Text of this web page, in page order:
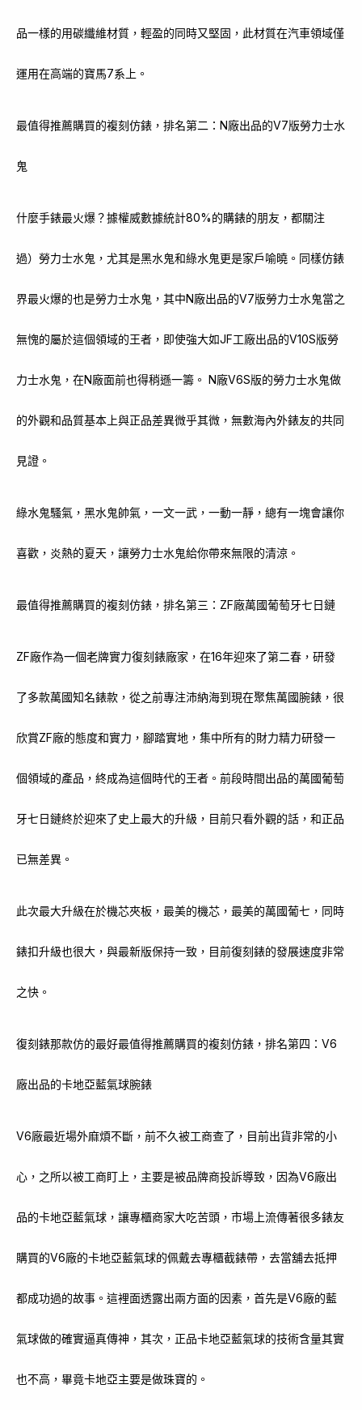
品一樣的用碳纖維材質，輕盈的同時又堅固，此材質在汽車領域僅
運用在高端的寶馬7系上。
最值得推薦購買的複刻仿錶，排名第二：N廠出品的V7版勞力士水
鬼
什麼手錶最火爆？據權威數據統計80%的購錶的朋友，都關注
過）勞力士水鬼，尤其是黑水鬼和綠水鬼更是家戶喻曉。同樣仿錶
界最火爆的也是勞力士水鬼，其中N廠出品的V7版勞力士水鬼當之
無愧的屬於這個領域的王者，即使強大如JF工廠出品的V10S版勞
力士水鬼，在N廠面前也得稍遜一籌。 N廠V6S版的勞力士水鬼做
的外觀和品質基本上與正品差異微乎其微，無數海內外錶友的共同
見證。
綠水鬼騷氣，黑水鬼帥氣，一文一武，一動一靜，總有一塊會讓你
喜歡，炎熱的夏天，讓勞力士水鬼給你帶來無限的清涼。
最值得推薦購買的複刻仿錶，排名第三：ZF廠萬國葡萄牙七日鏈
ZF廠作為一個老牌實力復刻錶廠家，在16年迎來了第二春，研發
了多款萬國知名錶款，從之前專注沛納海到現在聚焦萬國腕錶，很
欣賞ZF廠的態度和實力，腳踏實地，集中所有的財力精力研發一
個領域的產品，終成為這個時代的王者。前段時間出品的萬國葡萄
牙七日鏈終於迎來了史上最大的升級，目前只看外觀的話，和正品
已無差異。
此次最大升級在於機芯夾板，最美的機芯，最美的萬國葡七，同時
錶扣升級也很大，與最新版保持一致，目前復刻錶的發展速度非常
之快。
復刻錶那款仿的最好最值得推薦購買的複刻仿錶，排名第四：V6
廠出品的卡地亞藍氣球腕錶
V6廠最近場外麻煩不斷，前不久被工商查了，目前出貨非常的小
心，之所以被工商盯上，主要是被品牌商投訴導致，因為V6廠出
品的卡地亞藍氣球，讓專櫃商家大吃苦頭，市場上流傳著很多錶友
購買的V6廠的卡地亞藍氣球的佩戴去專櫃截錶帶，去當舖去抵押
都成功過的故事。這裡面透露出兩方面的因素，首先是V6廠的藍
氣球做的確實逼真傳神，其次，正品卡地亞藍氣球的技術含量其實
也不高，畢竟卡地亞主要是做珠寶的。